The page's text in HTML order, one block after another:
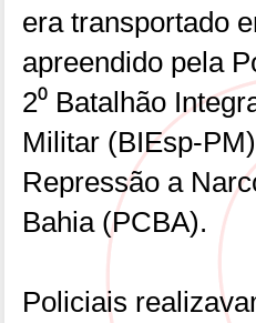
era transportado
apreendido pela
2⁰ Batalhão
Militar (BIEsp-
Repressão a
Bahia (PCBA).
Policiais